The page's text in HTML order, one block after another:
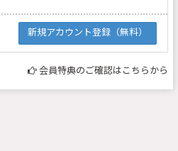
会員特典のご確認はこちらから